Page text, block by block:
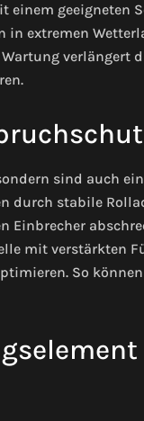
einem geeigneten
in extremen
verlängert
sind auch
durch stabile
Einbrecher
mit verstärkten
So